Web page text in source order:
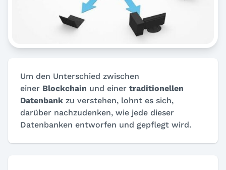
Um den Unterschied zwischen
einer Blockchain und einer traditionellen
Datenbank zu verstehen, lohnt es sich,
darüber nachzudenken, wie jede dieser
Datenbanken entworfen und gepflegt wird.